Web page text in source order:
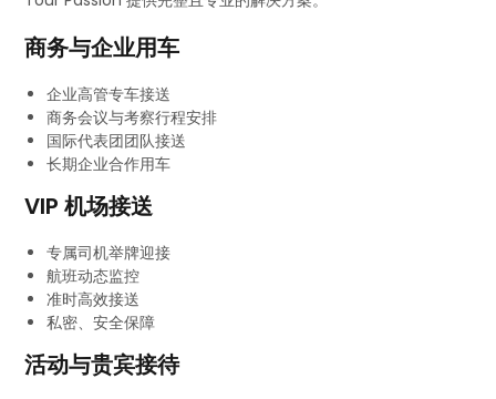
商务与企业用车
企业高管专车接送
商务会议与考察行程安排
国际代表团团队接送
长期企业合作用车
VIP 机场接送
专属司机举牌迎接
航班动态监控
准时高效接送
私密、安全保障
活动与贵宾接待